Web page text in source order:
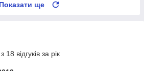
Показати ще
відгуків за рік